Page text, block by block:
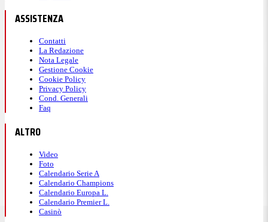
ASSISTENZA
Contatti
La Redazione
Nota Legale
Gestione Cookie
Cookie Policy
Privacy Policy
Cond. Generali
Faq
ALTRO
Video
Foto
Calendario Serie A
Calendario Champions
Calendario Europa L.
Calendario Premier L.
Casinò